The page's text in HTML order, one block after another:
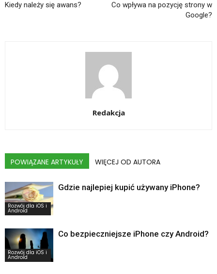
Kiedy należy się awans?
Co wpływa na pozycję strony w
Google?
Redakcja
POWIĄZANE ARTYKUŁY WIĘCEJ OD AUTORA
Rozwój dla iOS i
Android
Gdzie najlepiej kupić używany iPhone?
Rozwój dla iOS i
Android
Co bezpieczniejsze iPhone czy Android?